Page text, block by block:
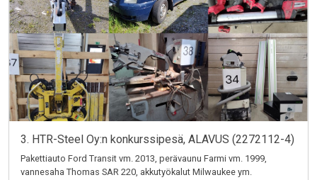
3. HTR-Steel Oy:n konkurssipesä, ALAVUS (2272112-4)
Pakettiauto Ford Transit vm. 2013, perävaunu Farmi vm. 1999,
vannesaha Thomas SAR 220, akkutyökalut Milwaukee ym.